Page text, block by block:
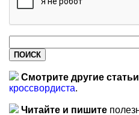
Смотрите другие статьи
кроссвордиста.
Читайте и пишите